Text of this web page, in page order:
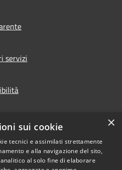
servizi
Copyright © 2026 • Comune di
Bussolengo • Powered by
×
sui cookie
tecnici e assimilati strettamente
e alla navigazione del sito,
al solo fine di elaborare